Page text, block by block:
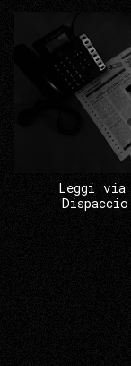
Leggi